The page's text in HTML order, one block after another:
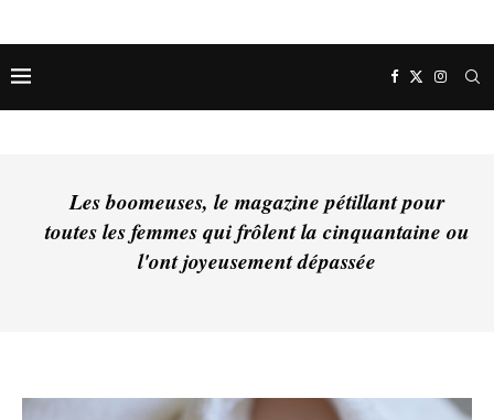
Les boomeuses, le magazine pétillant pour
toutes les femmes qui frôlent la cinquantaine ou
l'ont joyeusement dépassée